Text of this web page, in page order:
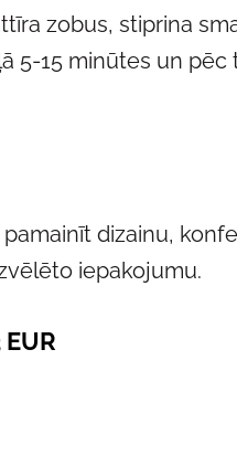
zobus, stiprina
5-15 minūtes un
dizainu,
iepakojumu.